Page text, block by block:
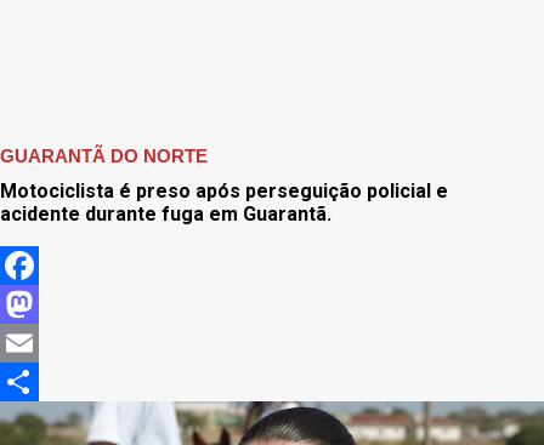
GUARANTÃ DO NORTE
Motociclista é preso após perseguição policial e
acidente durante fuga em Guarantã.
Facebook
Mastodon
Email
Share